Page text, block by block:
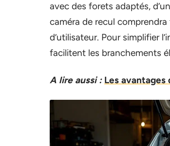
avec des forets adaptés,
caméra de recul
d’utilisateur. Pour simplifier
facilitent les branchements
A lire aussi : Les